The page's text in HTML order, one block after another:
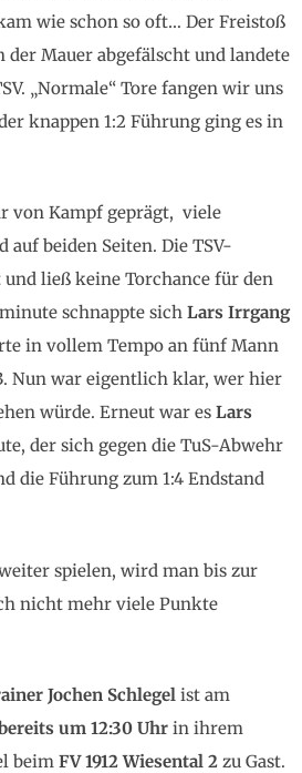
wie schon so oft… Der Freistoß
Mauer abgefälscht und landete
„Normale“ Tore fangen wir uns
knappen 1:2 Führung ging es in
von Kampf geprägt, viele
beiden Seiten. Die TSV-
ließ keine Torchance für den
schnappte sich Lars Irrgang
in vollem Tempo an fünf Mann
Nun war eigentlich klar, wer hier
würde. Erneut war es Lars
der sich gegen die TuS-Abwehr
die Führung zum 1:4 Endstand
spielen, wird man bis zur
nicht mehr viele Punkte
Jochen Schlegel ist am
um 12:30 Uhr in ihrem
beim FV 1912 Wiesental 2 zu Gast.